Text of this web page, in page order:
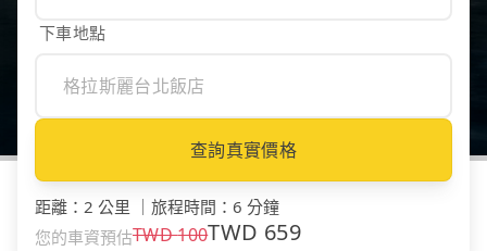
下車地點
查詢真實價格
距離 ： 2 公里 旅程時間 ： 6 分鐘
您的車資預估TWD100TWD 659